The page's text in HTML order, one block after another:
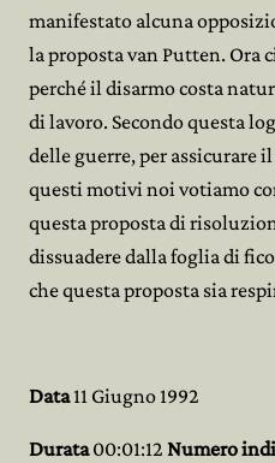
manifestato alcuna
la proposta van Putten. Ora
perché il disarmo costa
di lavoro. Secondo questa
delle guerre, per assicurare
questi motivi noi votiamo
questa proposta di
dissuadere dalla foglia di
che questa proposta sia
Data11 Giugno 1992
Durata00:01:12 Numero